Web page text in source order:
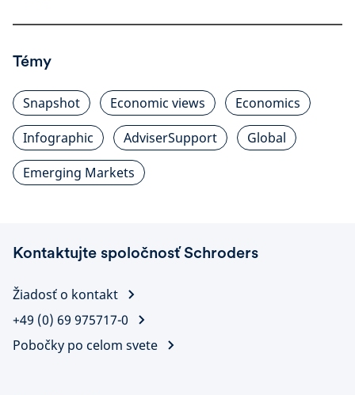
Témy
Snapshot Economic views
Economics
Infographic
AdviserSupport
Global
Emerging Markets
Kontaktujte spoločnosť Schroders
Žiadosť o kontakt
+49 (0) 69 975717-0
Pobočky po celom svete